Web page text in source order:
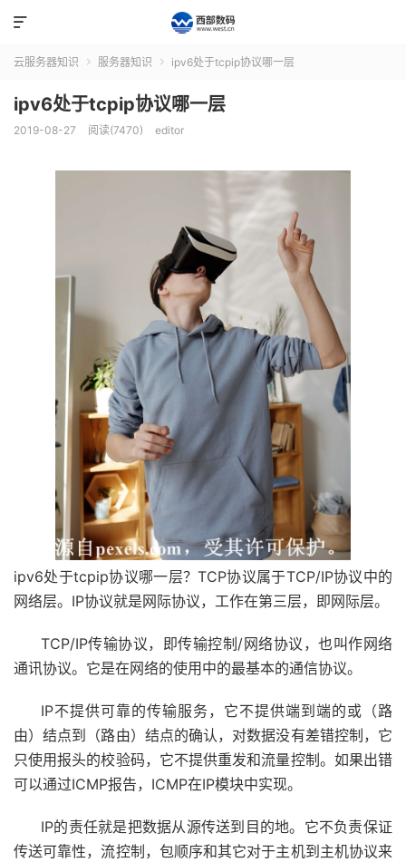

云服务器知识  服务器知识  ipv6处于tcpip协议哪一层
ipv6处于tcpip协议哪一层
2019-08-27 阅读(7470) editor
ipv6处于tcpip协议哪一层？TCP协议属于TCP/IP协议中的
网络层。IP协议就是网际协议，工作在第三层，即网际层。
TCP/IP传输协议，即传输控制/网络协议，也叫作网络
通讯协议。它是在网络的使用中的最基本的通信协议。
IP不提供可靠的传输服务，它不提供端到端的或（路
由）结点到（路由）结点的确认，对数据没有差错控制，它
只使用报头的校验码，它不提供重发和流量控制。如果出错
可以通过ICMP报告，ICMP在IP模块中实现。
IP的责任就是把数据从源传送到目的地。它不负责保证
传送可靠性，流控制，包顺序和其它对于主机到主机协议来